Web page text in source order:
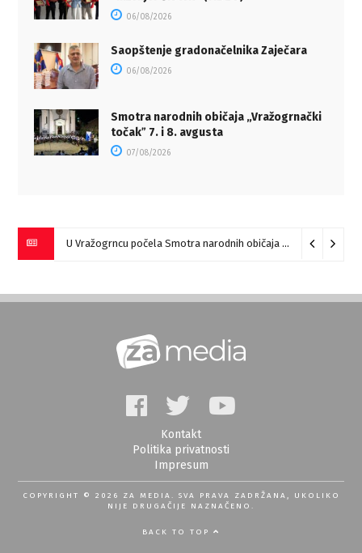
06/08/2026
Saopštenje gradonačelnika Zaječara
06/08/2026
Smotra narodnih običaja „Vražogrnački
točakˮ 7. i 8. avgusta
07/08/2026
U Vražogrncu počela Smotra narodnih običaja „Vražogrnački točak“
Kontakt
Politika privatnosti
Impresum
COPYRIGHT © 2026 ZA MEDIA. SVA PRAVA ZADRŽANA, UKOLIKO
NIJE DRUGAČIJE NAZNAČENO.
BACK TO TOP